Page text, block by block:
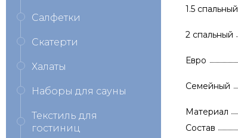
1.5 спальный
2 спальный
Евро
Семейный
Материал
Состав
Салфетки
Скатерти
Халаты
Наборы для сауны
Текстиль для
гостиниц